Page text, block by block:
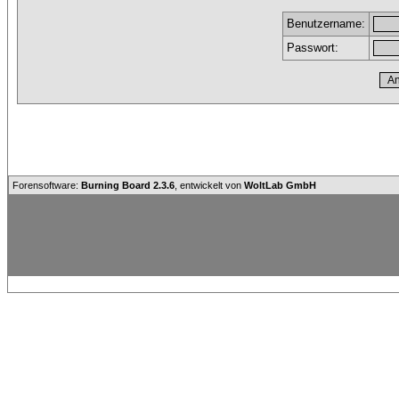
Benutzername:
Passwort:
Forensoftware: Burning Board 2.3.6 , entwickelt von WoltLab GmbH